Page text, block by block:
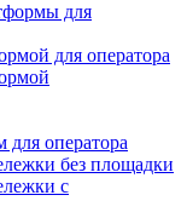
для
для оператора
оператора
без площадки
с